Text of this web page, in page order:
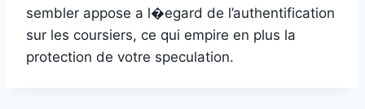
sembler appose a l�egard de l’authentification
sur les coursiers, ce qui empire en plus la
protection de votre speculation.